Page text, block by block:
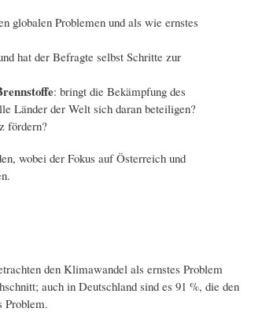
globalen Problemen und als wie ernstes
hat der Befragte selbst Schritte zur
: bringt die Bekämpfung des
Länder der Welt sich daran beteiligen?
fördern?
wobei der Fokus auf Österreich und
den Klimawandel als ernstes Problem
auch in Deutschland sind es 91 %, die den
Problem.